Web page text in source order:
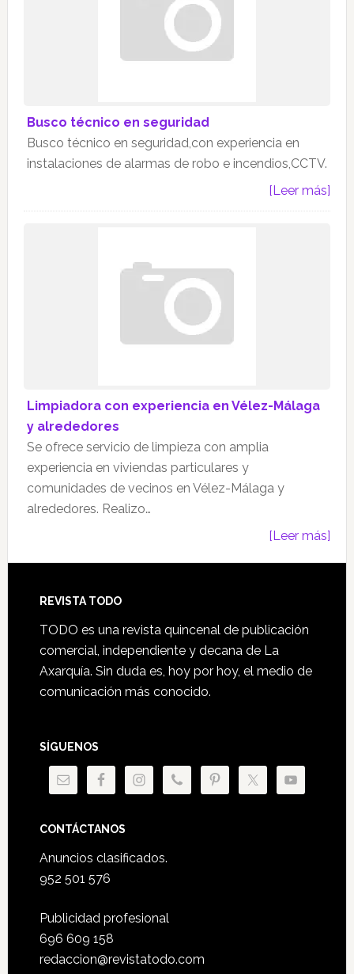
Busco técnico en seguridad
Busco técnico en seguridad,con experiencia en
instalaciones de alarmas de robo e incendios,CCTV.
[Leer más]
Limpiadora con experiencia en Vélez-Málaga
y alrededores
Se ofrece servicio de limpieza con amplia
experiencia en viviendas particulares y
comunidades de vecinos en Vélez-Málaga y
alrededores. Realizo…
[Leer más]
REVISTA TODO
TODO es una revista quincenal de publicación
comercial, independiente y decana de La
Axarquía. Sin duda es, hoy por hoy, el medio de
comunicación más conocido.
SÍGUENOS
CONTÁCTANOS
Anuncios clasificados.
952 501 576
Publicidad profesional
696 609 158
redaccion@revistatodo.com